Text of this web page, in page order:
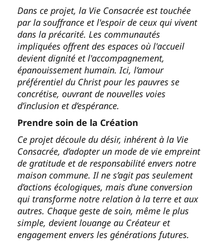
Dans ce projet, la Vie Consacrée est touchée
par la souffrance et l'espoir de ceux qui vivent
dans la précarité. Les communautés
impliquées offrent des espaces où l'accueil
devient dignité et l'accompagnement,
épanouissement humain. Ici, l’amour
préférentiel du Christ pour les pauvres se
concrétise, ouvrant de nouvelles voies
d’inclusion et d’espérance.
Prendre soin de la Création
Ce projet découle du désir, inhérent à la Vie
Consacrée, d’adopter un mode de vie empreint
de gratitude et de responsabilité envers notre
maison commune. Il ne s’agit pas seulement
d’actions écologiques, mais d’une conversion
qui transforme notre relation à la terre et aux
autres. Chaque geste de soin, même le plus
simple, devient louange au Créateur et
engagement envers les générations futures.